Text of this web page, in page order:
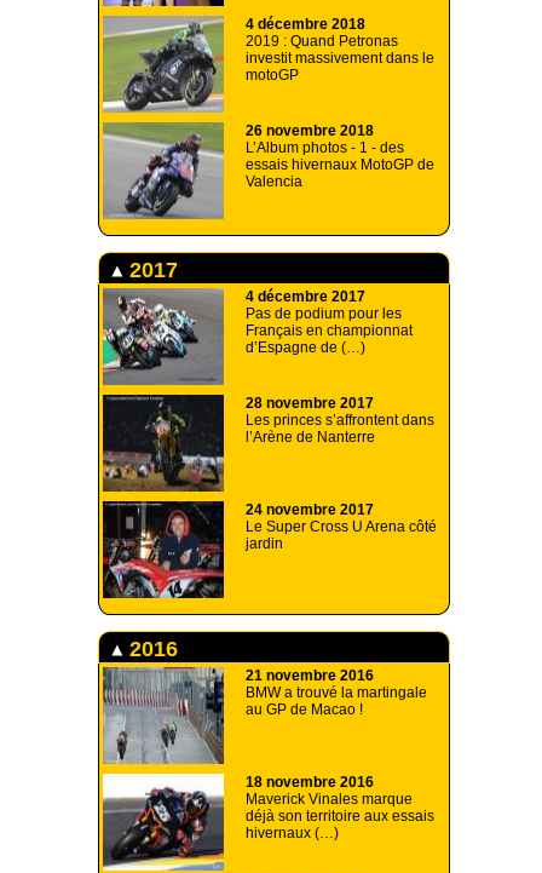
4 décembre 2018
2019 : Quand Petronas
investit massivement dans le
motoGP
26 novembre 2018
L’Album photos - 1 - des
essais hivernaux MotoGP de
Valencia
2017
4 décembre 2017
Pas de podium pour les
Français en championnat
d’Espagne de (…)
28 novembre 2017
Les princes s’affrontent dans
l’Arène de Nanterre
24 novembre 2017
Le Super Cross U Arena côté
jardin
2016
21 novembre 2016
BMW a trouvé la martingale
au GP de Macao !
18 novembre 2016
Maverick Vinales marque
déjà son territoire aux essais
hivernaux (…)